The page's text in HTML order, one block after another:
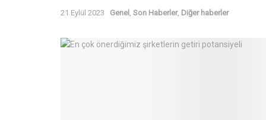
21 Eylül 2023 Genel Son Haberler, Diğer haberler